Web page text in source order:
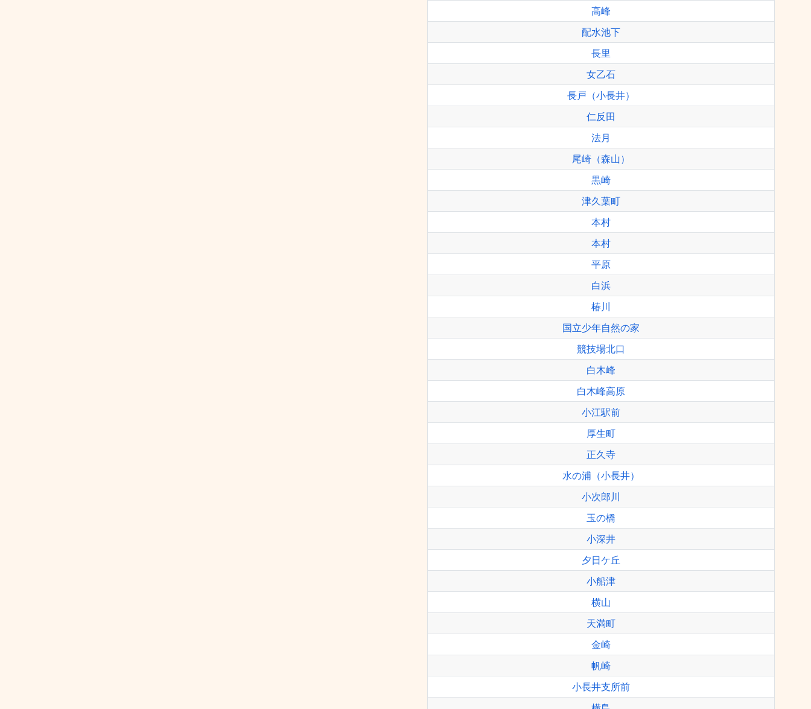
高峰
配水池下
長里
女乙石
長戸（小長井）
仁反田
法月
尾崎（森山）
黒崎
津久葉町
本村
本村
平原
白浜
椿川
国立少年自然の家
競技場北口
白木峰
白木峰高原
小江駅前
厚生町
正久寺
水の浦（小長井）
小次郎川
玉の橋
小深井
夕日ケ丘
小船津
横山
天満町
金崎
帆崎
小長井支所前